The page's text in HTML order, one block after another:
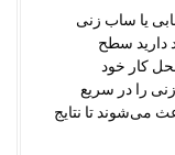
یا ساب زنی
دارید سطح
کار خود
را در سریع
می‌شوند تا نتایج